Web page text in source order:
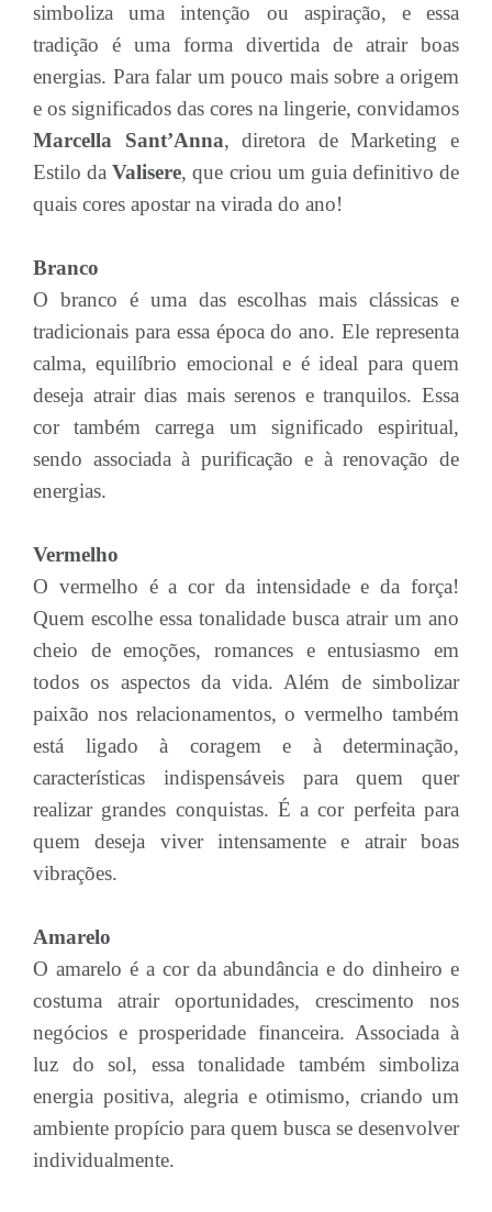
simboliza uma intenção ou aspiração, e essa
tradição é uma forma divertida de atrair boas
energias. Para falar um pouco mais sobre a origem
e os significados das cores na lingerie, convidamos
Marcella Sant’Anna, diretora de Marketing e
Estilo daValisere, que criou um guia definitivo de
quais cores apostar na virada do ano!
Branco
O branco é uma das escolhas mais clássicas e
tradicionais para essa época do ano. Ele representa
calma, equilíbrio emocional e é ideal para quem
deseja atrair dias mais serenos e tranquilos. Essa
cor também carrega um significado espiritual,
sendo associada à purificação e à renovação de
energias.
Vermelho
O vermelho é a cor da intensidade e da força!
Quem escolhe essa tonalidade busca atrair um ano
cheio de emoções, romances e entusiasmo em
todos os aspectos da vida. Além de simbolizar
paixão nos relacionamentos, o vermelho também
está ligado à coragem e à determinação,
características indispensáveis para quem quer
realizar grandes conquistas. É a cor perfeita para
quem deseja viver intensamente e atrair boas
vibrações.
Amarelo
O amarelo é a cor da abundância e do dinheiro e
costuma atrair oportunidades, crescimento nos
negócios e prosperidade financeira. Associada à
luz do sol, essa tonalidade também simboliza
energia positiva, alegria e otimismo, criando um
ambiente propício para quem busca se desenvolver
individualmente.